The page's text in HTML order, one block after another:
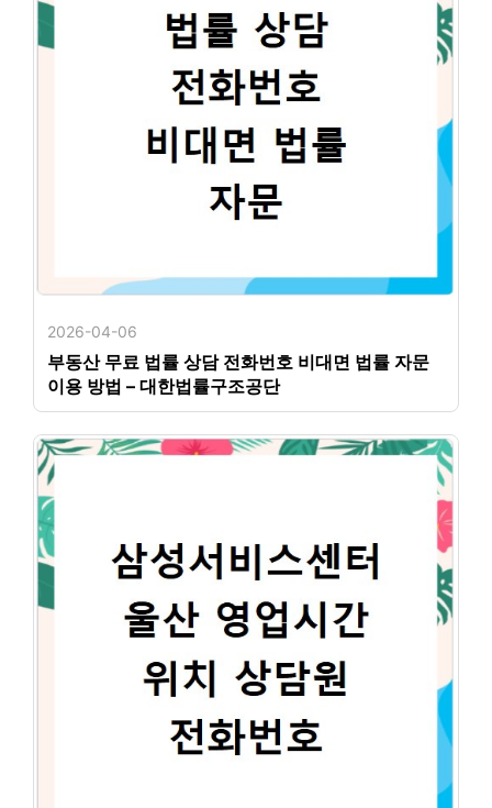
2026-04-06
부동산 무료 법률 상담 전화번호 비대면 법률 자문
이용 방법 – 대한법률구조공단